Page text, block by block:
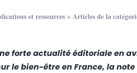
et ressources > Articles de la
forte actualité éditoriale en
le bien-être en France, lanote